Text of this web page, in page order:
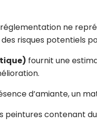
ne
risques potentiels
fournit une
d’amiante, un
peintures contenant